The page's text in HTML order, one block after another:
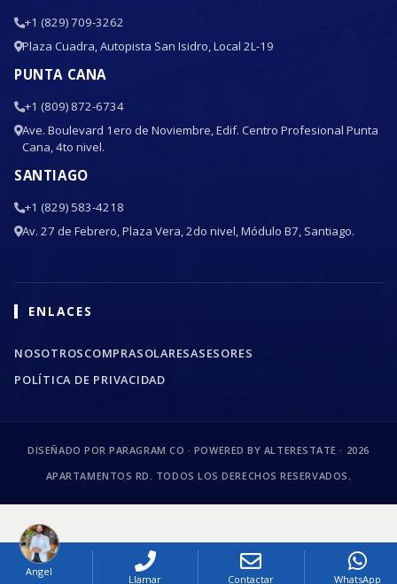
Angel
Llamar Contactar WhatsApp
+1 (829) 709-3262
Plaza Cuadra, Autopista San Isidro, Local 2L-19
PUNTA CANA
+1 (809) 872-6734
Ave. Boulevard 1ero de Noviembre, Edif. Centro Profesional Punta
Cana, 4to nivel.
SANTIAGO
+1 (829) 583-4218
Av. 27 de Febrero, Plaza Vera, 2do nivel, Módulo B7, Santiago.
ENLACES
NOSOTROSCOMPRASOLARESASESORES
POLÍTICA DE PRIVACIDAD
DISEÑADO POR PARAGRAM CO · POWERED BY ALTERESTATE · 2026
APARTAMENTOS RD. TODOS LOS DERECHOS RESERVADOS.